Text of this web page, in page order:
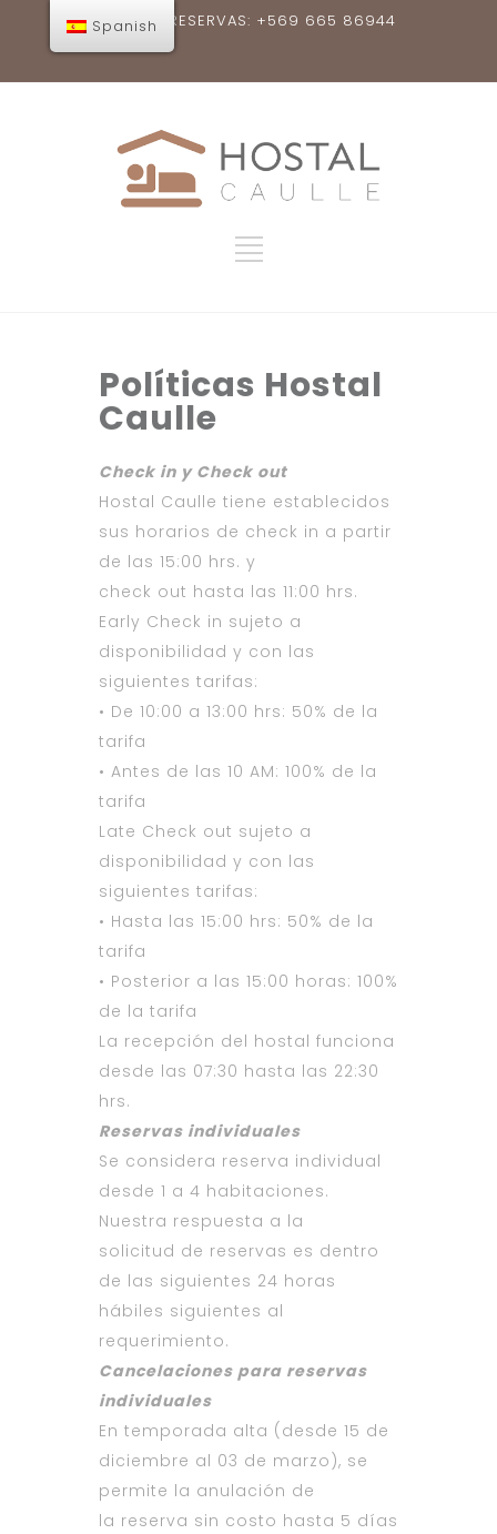
RESERVAS: +569 665 86944
Políticas Hostal
Caulle
Check in y Check out
Hostal Caulle tiene establecidos
sus horarios de check in a partir
de las 15:00 hrs. y
check out hasta las 11:00 hrs.
Early Check in sujeto a
disponibilidad y con las
siguientes tarifas:
• De 10:00 a 13:00 hrs: 50% de la
tarifa
• Antes de las 10 AM: 100% de la
tarifa
Late Check out sujeto a
disponibilidad y con las
siguientes tarifas:
• Hasta las 15:00 hrs: 50% de la
tarifa
• Posterior a las 15:00 horas: 100%
de la tarifa
La recepción del hostal funciona
desde las 07:30 hasta las 22:30
hrs.
Reservas individuales
Se considera reserva individual
desde 1 a 4 habitaciones.
Nuestra respuesta a la
solicitud de reservas es dentro
de las siguientes 24 horas
hábiles siguientes al
requerimiento.
Cancelaciones para reservas
individuales
En temporada alta (desde 15 de
diciembre al 03 de marzo), se
permite la anulación de
la reserva sin costo hasta 5 días
Spanish